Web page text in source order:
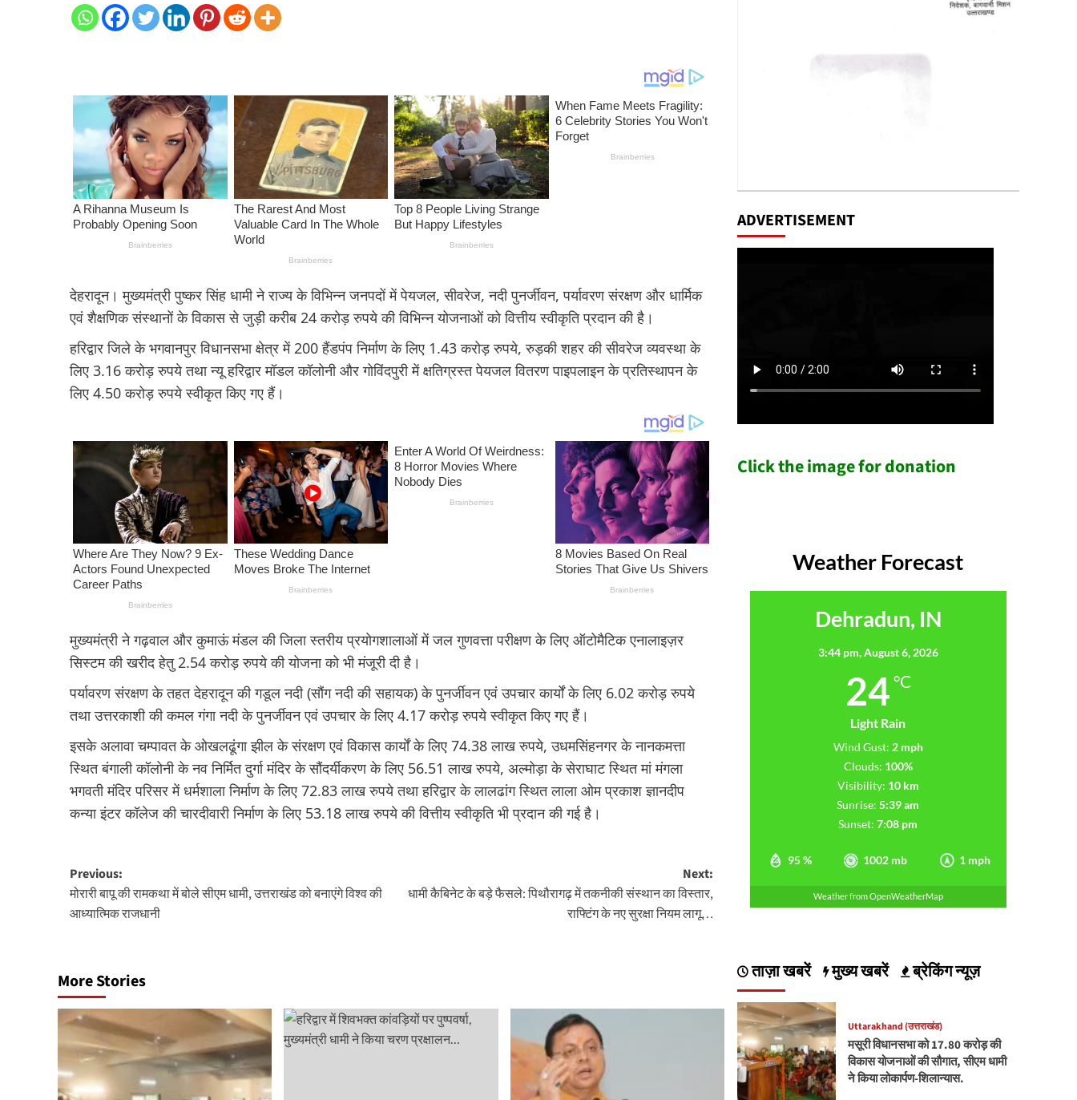
देहरादून। मुख्यमंत्री पुष्कर सिंह धामी ने राज्य के विभिन्न जनपदों में पेयजल, सीवरेज, नदी पुनर्जीवन, पर्यावरण संरक्षण और धार्मिक
एवं शैक्षणिक संस्थानों के विकास से जुड़ी करीब 24 करोड़ रुपये की विभिन्न योजनाओं को वित्तीय स्वीकृति प्रदान की है।
हरिद्वार जिले के भगवानपुर विधानसभा क्षेत्र में 200 हैंडपंप निर्माण के लिए 1.43 करोड़ रुपये, रुड़की शहर की सीवरेज व्यवस्था के
लिए 3.16 करोड़ रुपये तथा न्यू हरिद्वार मॉडल कॉलोनी और गोविंदपुरी में क्षतिग्रस्त पेयजल वितरण पाइपलाइन के प्रतिस्थापन के
लिए 4.50 करोड़ रुपये स्वीकृत किए गए हैं।
मुख्यमंत्री ने गढ़वाल और कुमाऊं मंडल की जिला स्तरीय प्रयोगशालाओं में जल गुणवत्ता परीक्षण के लिए ऑटोमैटिक एनालाइज़र
सिस्टम की खरीद हेतु 2.54 करोड़ रुपये की योजना को भी मंजूरी दी है।
पर्यावरण संरक्षण के तहत देहरादून की गडूल नदी (सौंग नदी की सहायक) के पुनर्जीवन एवं उपचार कार्यों के लिए 6.02 करोड़ रुपये
तथा उत्तरकाशी की कमल गंगा नदी के पुनर्जीवन एवं उपचार के लिए 4.17 करोड़ रुपये स्वीकृत किए गए हैं।
इसके अलावा चम्पावत के ओखलढूंगा झील के संरक्षण एवं विकास कार्यों के लिए 74.38 लाख रुपये, उधमसिंहनगर के नानकमत्ता
स्थित बंगाली कॉलोनी के नव निर्मित दुर्गा मंदिर के सौंदर्यीकरण के लिए 56.51 लाख रुपये, अल्मोड़ा के सेराघाट स्थित मां मंगला
भगवती मंदिर परिसर में धर्मशाला निर्माण के लिए 72.83 लाख रुपये तथा हरिद्वार के लालढांग स्थित लाला ओम प्रकाश ज्ञानदीप
कन्या इंटर कॉलेज की चारदीवारी निर्माण के लिए 53.18 लाख रुपये की वित्तीय स्वीकृति भी प्रदान की गई है।
Post
navigation
Previous:
मोरारी बापू की रामकथा में बोले सीएम धामी, उत्तराखंड को बनाएंगे विश्व की
आध्यात्मिक राजधानी
Next:
धामी कैबिनेट के बड़े फैसले: पिथौरागढ़ में तकनीकी संस्थान का विस्तार,
राफ्टिंग के नए सुरक्षा नियम लागू…
More Stories
ADVERTISEMENT
Click the image for donation
Weather Forecast
Dehradun, IN
3:44 pm,August 6, 2026
24 °C
Light Rain
95 % 1002 mb 1 mph
Wind Gust: 2 mph
Clouds: 100%
Visibility: 10 km
Sunrise: 5:39 am
Sunset: 7:08 pm
Weather from OpenWeatherMap
ताज़ा खबरें मुख्य खबरें ब्रेकिंग न्यूज़
Uttarakhand (उत्तराखंड)
मसूरी विधानसभा को 17.80 करोड़ की
विकास योजनाओं की सौगात, सीएम धामी
ने किया लोकार्पण-शिलान्यास.